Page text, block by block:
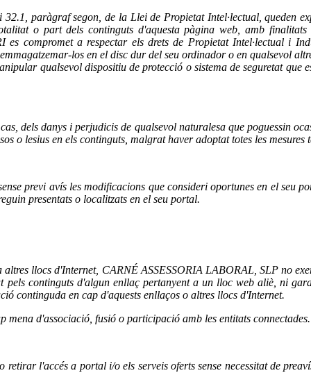
paràgraf segon, de la Llei de Propietat Intel·lectual, queden
o part dels continguts d'aquesta pàgina web, amb
compromet a respectar els drets de Propietat Intel·lectual i
los en el disc dur del seu ordinador o en qualsevol
qualsevol dispositiu de protecció o sistema de seguretat que
dels danys i perjudicis de qualsevol naturalesa que poguessin
o lesius en els continguts, malgrat haver adoptat totes les mesures
previ avís les modificacions que consideri oportunes en el seu
presentats o localitzats en el seu portal.
llocs d'Internet, CARNÉ ASSESSORIA LABORAL, SLP no
pels continguts d'algun enllaç pertanyent a un lloc web aliè, ni
continguda en cap d'aquests enllaços o altres llocs d'Internet.
d'associació, fusió o participació amb les entitats connectades.
l'accés a portal i/o els serveis oferts sense necessitat de